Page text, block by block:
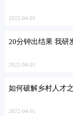
2022-04-01
20分钟出结果 我研
2022-04-01
如何破解乡村人才
2022-04-01